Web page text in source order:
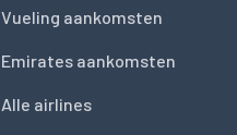
Vueling aankomsten
Emirates aankomsten
Alle airlines